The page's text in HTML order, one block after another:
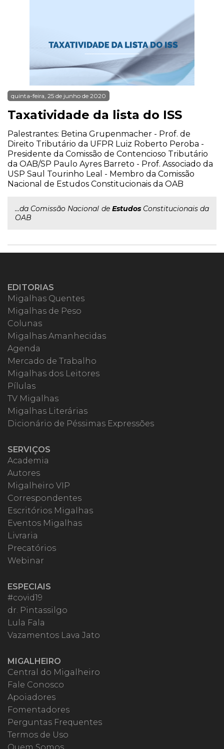
quinta-feira, 25 de junho de 2020
Taxatividade da lista do ISS
Palestrantes: Betina Grupenmacher - Prof. de
Direito Tributário da UFPR Luiz Roberto Peroba -
Presidente da Comissão de Contencioso Tributário
da OAB/SP Paulo Ayres Barreto - Prof. Associado da
USP Saul Tourinho Leal - Membro da Comissão
Nacional de Estudos Constitucionais da OAB
...da Comissão Nacional de EstudosConstitucionais da
OAB
EDITORIAS
Migalhas Quentes
Migalhas de Peso
Colunas
Migalhas Amanhecidas
Agenda
Mercado de Trabalho
Migalhas dos Leitores
Pílulas
TV Migalhas
Migalhas Literárias
Dicionário de Péssimas Expressões
SERVIÇOS
Academia
Autores
Migalheiro VIP
Correspondentes
Escritórios Migalhas
Eventos Migalhas
Livraria
Precatórios
Webinar
ESPECIAIS
#covid19
dr. Pintassilgo
Lula Fala
Vazamentos Lava Jato
MIGALHEIRO
Central do Migalheiro
Fale Conosco
Apoiadores
Fomentadores
Perguntas Frequentes
Termos de Uso